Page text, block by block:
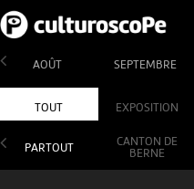
AOÛT SEPTEMBRE
TOUT EXPOSITION
PARTOUT
CANTON DE
BERNE